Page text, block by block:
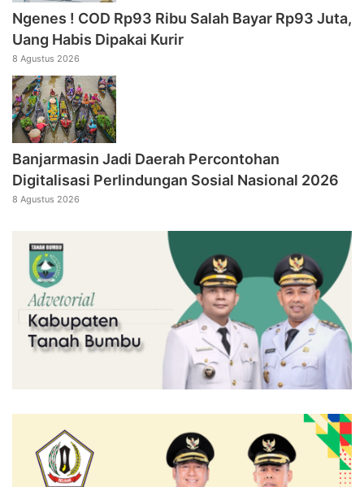
Ngenes ! COD Rp93 Ribu Salah Bayar Rp93 Juta,
Uang Habis Dipakai Kurir
8 Agustus 2026
Banjarmasin Jadi Daerah Percontohan
Digitalisasi Perlindungan Sosial Nasional 2026
8 Agustus 2026